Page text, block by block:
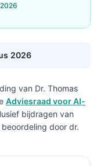
2026
van Dr. Thomas
Adviesraad voor AI-
bijdragen van
door dr.